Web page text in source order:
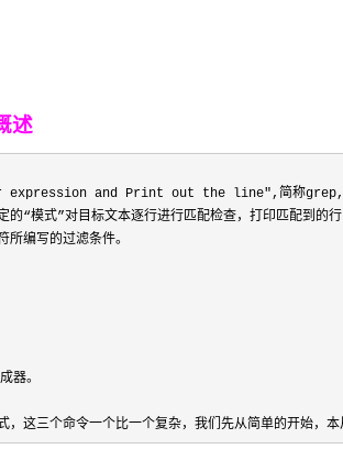
述
and Print out the line",简称grep,它是
“模式”对目标文本逐行进行匹配检查，打印匹配到的
编写的过滤条件。
器。
，这三个命令一个比一个复杂，我们先从简单的开始，